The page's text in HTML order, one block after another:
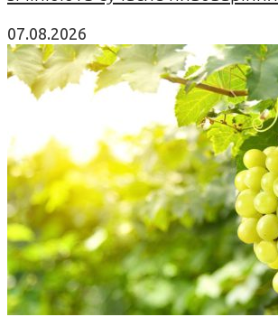
07.08.2026